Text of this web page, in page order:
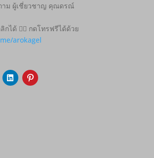
าม ผู้เชี่ยวชาญ คุณดรณ์
ได้ 👇🏻 กดโทรฟรีได้ด้วย
arokagel